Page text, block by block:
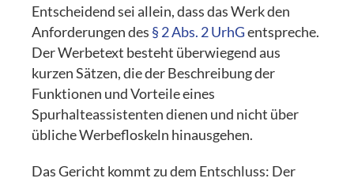
Entscheidend sei allein, dass das Werk den
Anforderungen des § 2 Abs. 2 UrhGentspreche.
Der Werbetext besteht überwiegend aus
kurzen Sätzen, die der Beschreibung der
Funktionen und Vorteile eines
Spurhalteassistenten dienen und nicht über
übliche Werbefloskeln hinausgehen.
Das Gericht kommt zu dem Entschluss: Der